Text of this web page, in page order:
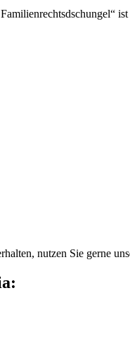
ist
nutzen Sie gerne